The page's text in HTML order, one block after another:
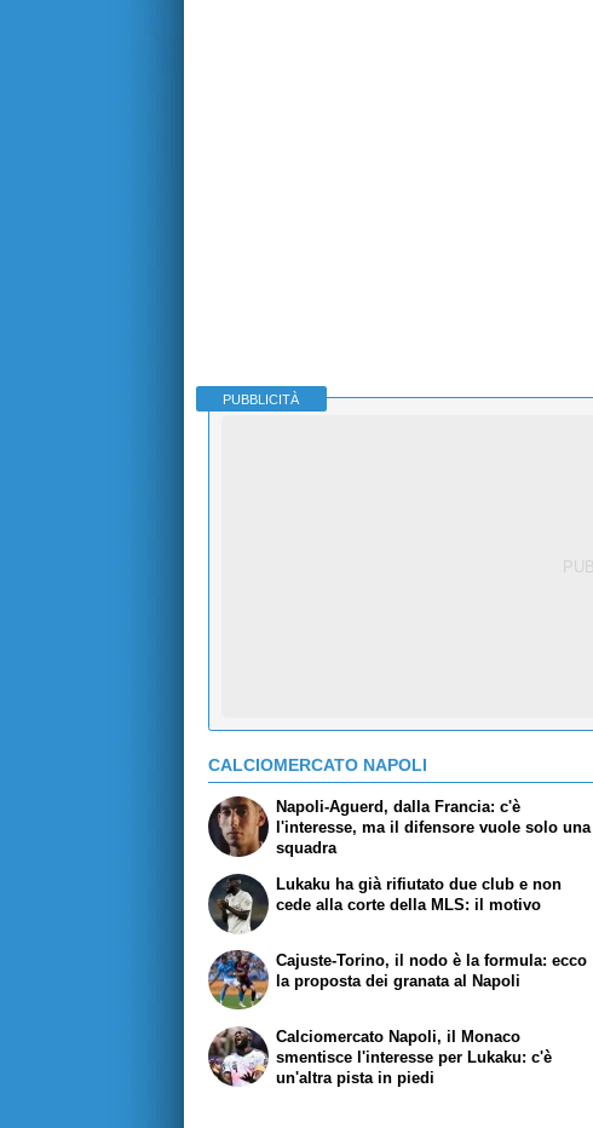
PUBBLICITÀ
CALCIOMERCATO NAPOLI
Napoli-Aguerd, dalla Francia: c'è
l'interesse, ma il difensore vuole solo una
squadra
Lukaku ha già rifiutato due club e non
cede alla corte della MLS: il motivo
Cajuste-Torino, il nodo è la formula: ecco
la proposta dei granata al Napoli
Calciomercato Napoli, il Monaco
smentisce l'interesse per Lukaku: c'è
un'altra pista in piedi